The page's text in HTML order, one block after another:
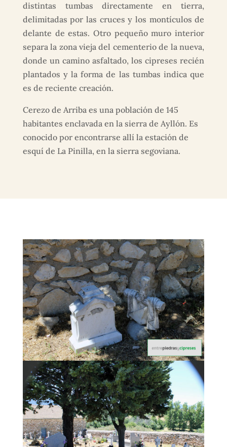
distintas tumbas directamente en tierra,
delimitadas por las cruces y los montículos de
delante de estas. Otro pequeño muro interior
separa la zona vieja del cementerio de la nueva,
donde un camino asfaltado, los cipreses recién
plantados y la forma de las tumbas indica que
es de reciente creación.
Cerezo de Arriba es una población de 145
habitantes enclavada en la sierra de Ayllón. Es
conocido por encontrarse allí la estación de
esquí de La Pinilla, en la sierra segoviana.